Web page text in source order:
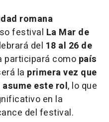
romana
festival La Mar de
del 18 al 26 de
participará como país
la primera vez que
este rol, lo que
en la
del festival.